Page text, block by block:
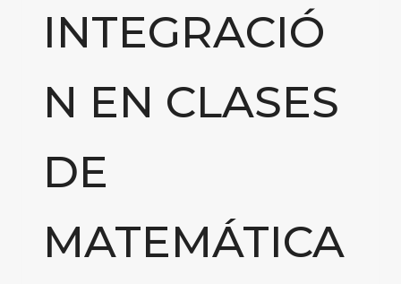
INTEGRACIÓ
N EN CLASES
DE
MATEMÁTICA